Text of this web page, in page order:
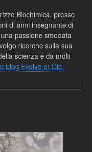
Biochimica, presso
di anni insegnante di
passione smodata
ricerche sulla sua
scienza e da molti
blog Evolve or Die.